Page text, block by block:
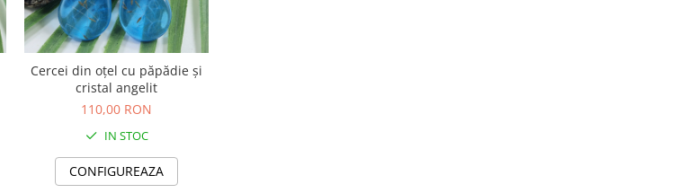
Cercei din oțel cu păpădie și
cristal angelit
110,00 RON
IN STOC
CONFIGUREAZA